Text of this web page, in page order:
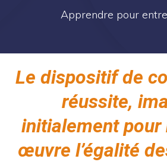
Apprendre pour
Le dispositif de
réussite,
initialement pour
œuvre l’égalité